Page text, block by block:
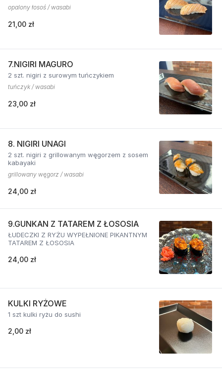
opalony łosoś / wasabi
21,00 zł
7.NIGIRI MAGURO
2 szt. nigiri z surowym tuńczykiem
tuńczyk / wasabi
23,00 zł
8. NIGIRI UNAGI
2 szt. nigiri z grillowanym węgorzem z sosem
kabayaki
grillowany węgorz / wasabi
24,00 zł
9.GUNKAN Z TATAREM Z ŁOSOSIA
ŁUDECZKI Z RYŻU WYPEŁNIONE PIKANTNYM
TATAREM Z ŁOSOSIA
24,00 zł
KULKI RYŻOWE
1 szt kulki ryżu do sushi
2,00 zł